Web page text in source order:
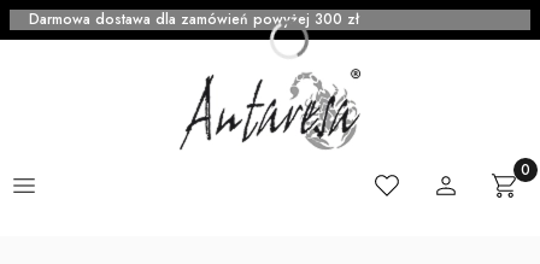
Darmowa dostawa dla zamówień powyżej 300 zł
Menu UlubioneZaloguj się